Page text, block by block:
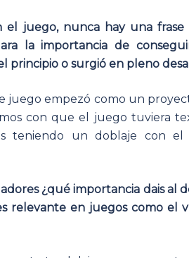
el juego, nunca hay una
la importancia de
principio o surgió en pleno
juego empezó como un
con que el juego tuviera
teniendo un doblaje con
¿qué importancia dais al
relevante en juegos como el